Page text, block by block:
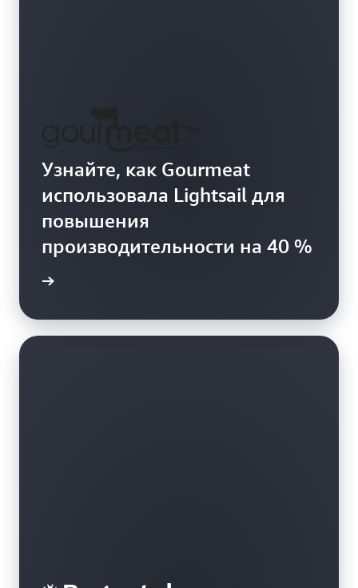
Узнайте, как Gourmeat
использовала Lightsail для
повышения
производительности на 40 %